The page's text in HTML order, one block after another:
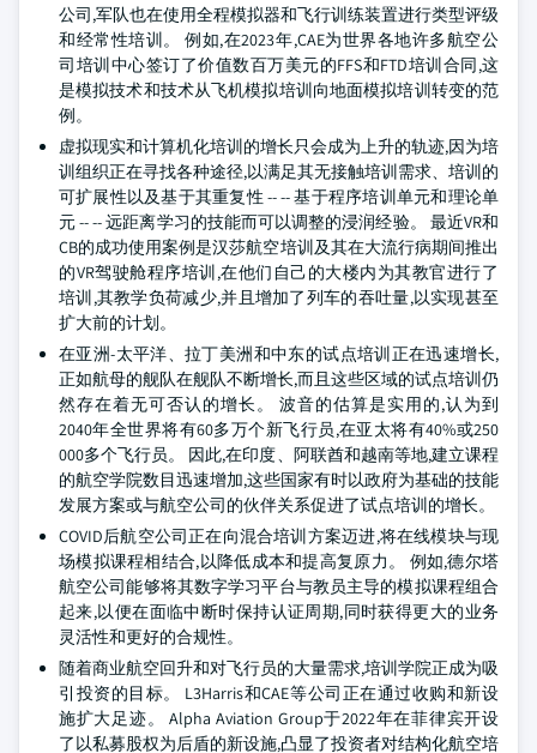
公司,军队也在使用全程模拟器和飞行训练装置进行类型评级
和经常性培训。 例如,在2023年,CAE为世界各地许多航空公
司培训中心签订了价值数百万美元的FFS和FTD培训合同,这
是模拟技术和技术从飞机模拟培训向地面模拟培训转变的范
例。
虚拟现实和计算机化培训的增长只会成为上升的轨迹,因为培
训组织正在寻找各种途径,以满足其无接触培训需求、培训的
可扩展性以及基于其重复性 -- -- 基于程序培训单元和理论单
元 -- -- 远距离学习的技能而可以调整的浸润经验。 最近VR和
CB的成功使用案例是汉莎航空培训及其在大流行病期间推出
的VR驾驶舱程序培训,在他们自己的大楼内为其教官进行了
培训,其教学负荷减少,并且增加了列车的吞吐量,以实现甚至
扩大前的计划。
在亚洲-太平洋、拉丁美洲和中东的试点培训正在迅速增长,
正如航母的舰队在舰队不断增长,而且这些区域的试点培训仍
然存在着无可否认的增长。 波音的估算是实用的,认为到
2040年全世界将有60多万个新飞行员,在亚太将有40%或250
000多个飞行员。 因此,在印度、阿联酋和越南等地,建立课程
的航空学院数目迅速增加,这些国家有时以政府为基础的技能
发展方案或与航空公司的伙伴关系促进了试点培训的增长。
COVID后航空公司正在向混合培训方案迈进,将在线模块与现
场模拟课程相结合,以降低成本和提高复原力。 例如,德尔塔
航空公司能够将其数字学习平台与教员主导的模拟课程组合
起来,以便在面临中断时保持认证周期,同时获得更大的业务
灵活性和更好的合规性。
随着商业航空回升和对飞行员的大量需求,培训学院正成为吸
引投资的目标。 L3Harris和CAE等公司正在通过收购和新设
施扩大足迹。 Alpha Aviation Group于2022年在菲律宾开设
了以私募股权为后盾的新设施,凸显了投资者对结构化航空培